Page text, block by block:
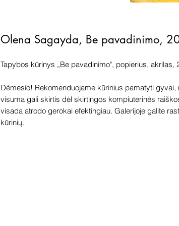
Olena Sagayda, Be pavadinimo,
Tapybos kūrinys „Be pavadinimo", popierius, akrilas,
Dėmesio! Rekomenduojame kūrinius pamatyti
visuma gali skirtis dėl skirtingos kompiuterinės
visada atrodo gerokai efektingiau. Galerijoje galite
kūrinių.